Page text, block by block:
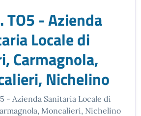
TO5 - Azienda
Locale di
Carmagnola,
Nichelino
- Azienda Sanitaria Locale di
Moncalieri, Nichelino